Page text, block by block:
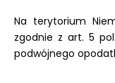
Na terytorium
zgodnie z art. 5
podwójnego